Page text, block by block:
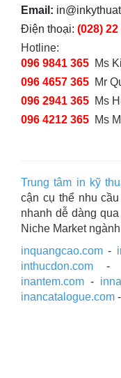
Email:
Điện thoại: (028)
Hotline:
096 9841 365 Ms
096 4657 365 Mr
096 2941 365 Ms
096 4212 365 Ms
Trung tâm in kỹ
cận cụ thể nhu
nhanh dễ dàng
Niche Market
inquangcao.com -
inthucdon.com -
inantem.com -
inancatalogue.com -